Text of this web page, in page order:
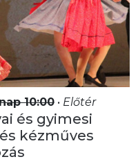
10:00• Előtér
és gyimesi
kézműves